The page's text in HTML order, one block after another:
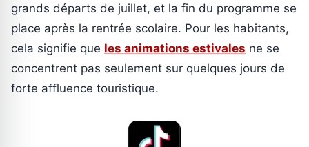
grands départs de juillet, et la fin du programme se
place après la rentrée scolaire. Pour les habitants,
cela signifie que les animations estivales ne se
concentrent pas seulement sur quelques jours de
forte affluence touristique.